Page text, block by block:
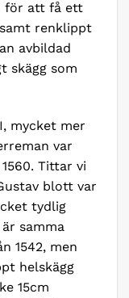
för att få ett
renklippt
avbildad
skägg som
mycket mer
var
Tittar vi
blott var
tydlig
samma
1542, men
helskägg
15cm